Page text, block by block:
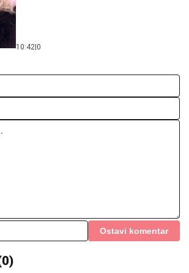
10:42|0
Ostavi komentar